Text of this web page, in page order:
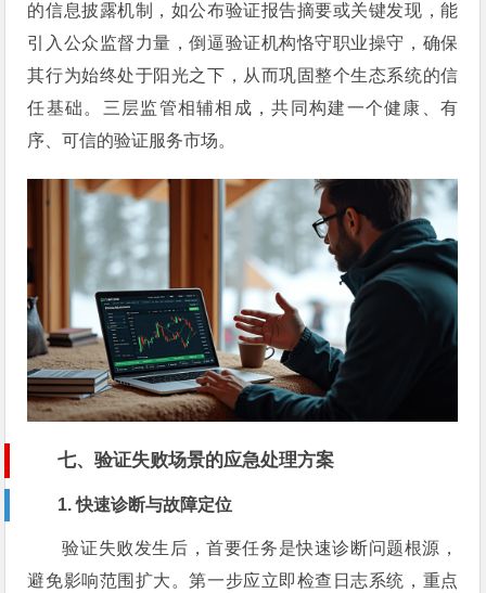
的信息披露机制，如公布验证报告摘要或关键发现，能
引入公众监督力量，倒逼验证机构恪守职业操守，确保
其行为始终处于阳光之下，从而巩固整个生态系统的信
任基础。三层监管相辅相成，共同构建一个健康、有
序、可信的验证服务市场。
七、验证失败场景的应急处理方案
1. 快速诊断与故障定位
验证失败发生后，首要任务是快速诊断问题根源，
避免影响范围扩大。第一步应立即检查日志系统，重点